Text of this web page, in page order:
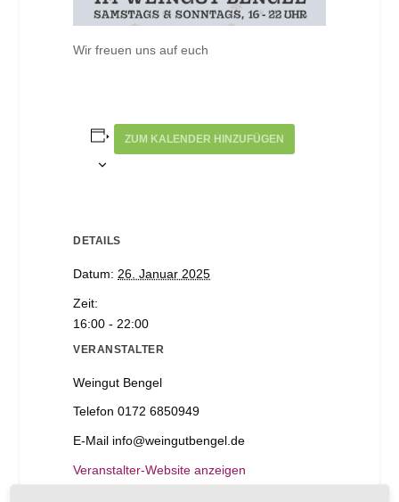
Wir freuen uns auf euch
ZUM KALENDER HINZUFÜGEN
DETAILS
Datum: 26. Januar 2025
Zeit:
16:00 - 22:00
VERANSTALTER
Weingut Bengel
Telefon0172 6850949
E-Mail info@weingutbengel.de
Veranstalter-Website anzeigen